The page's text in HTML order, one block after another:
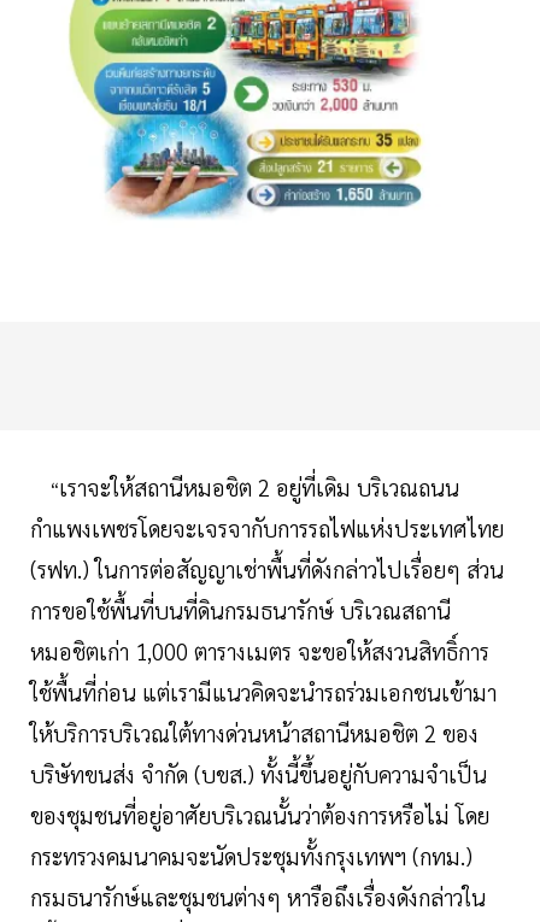
“เราจะให้สถานีหมอชิต 2 อยู่ที่เดิม บริเวณถนน
กำแพงเพชรโดยจะเจรจากับการรถไฟแห่งประเทศไทย
(รฟท.) ในการต่อสัญญาเช่าพื้นที่ดังกล่าวไปเรื่อยๆ ส่วน
การขอใช้พื้นที่บนที่ดินกรมธนารักษ์ บริเวณสถานี
หมอชิตเก่า 1,000 ตารางเมตร จะขอให้สงวนสิทธิ์การ
ใช้พื้นที่ก่อน แต่เรามีแนวคิดจะนำรถร่วมเอกชนเข้ามา
ให้บริการบริเวณใต้ทางด่วนหน้าสถานีหมอชิต 2 ของ
บริษัทขนส่ง จำกัด (บขส.) ทั้งนี้ขึ้นอยู่กับความจำเป็น
ของชุมชนที่อยู่อาศัยบริเวณนั้นว่าต้องการหรือไม่ โดย
กระทรวงคมนาคมจะนัดประชุมทั้งกรุงเทพฯ (กทม.)
กรมธนารักษ์และชุมชนต่างๆ หารือถึงเรื่องดังกล่าวใน